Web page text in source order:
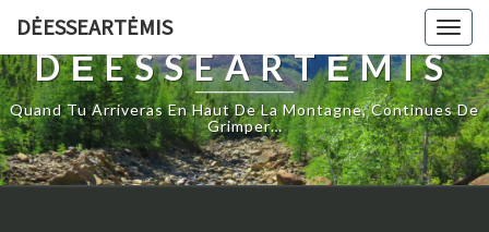
DĖESSEARTĖMIS
DĖESSEARTĖMIS
Quand Tu Arriveras En Haut De La Montagne, Continues De
Grimper…